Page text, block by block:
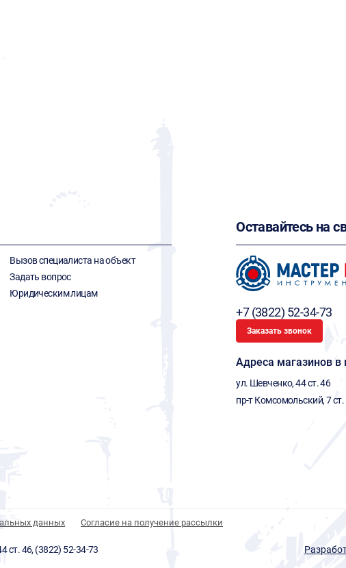
Вызов специалиста на объект
Задать вопрос
Юридическим лицам
Оставайтесь на
+7 (3822) 52-34-73
Заказать звонок
Адреса магазинов в
ул. Шевченко, 44 ст. 46
пр-т Комсомольский, 7 ст.
данных Согласие на получение рассылки
ст. 46, (3822) 52-34-73